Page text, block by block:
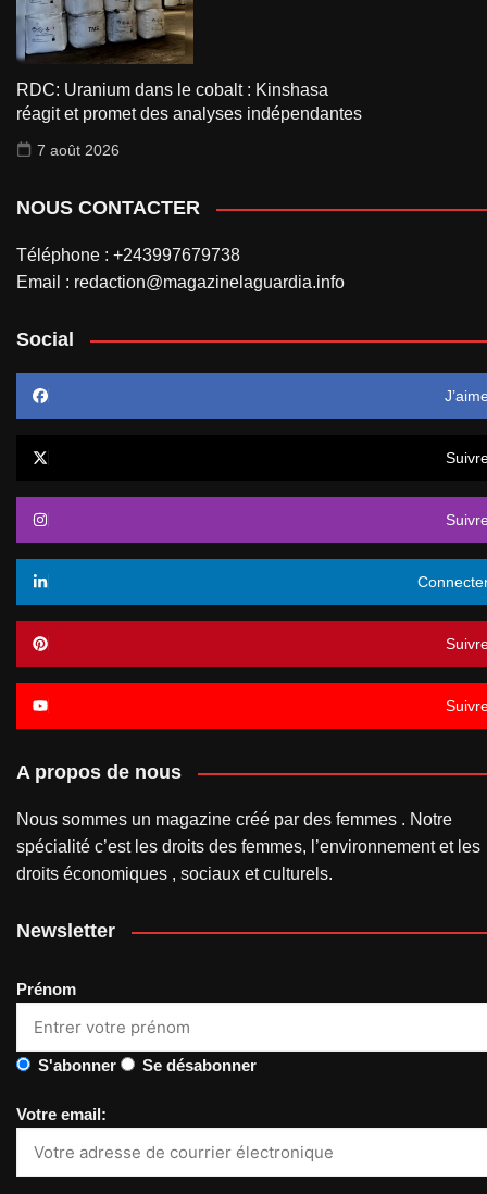
RDC: Uranium dans le cobalt : Kinshasa
réagit et promet des analyses indépendantes
7 août 2026
NOUS CONTACTER
Téléphone : +243997679738
Email : redaction@magazinelaguardia.info
Social
A propos de nous
Nous sommes un magazine créé par des femmes . Notre
spécialité c’est les droits des femmes, l’environnement et les
droits économiques , sociaux et culturels.
Newsletter
Prénom
S'abonner Se désabonner
Votre email: